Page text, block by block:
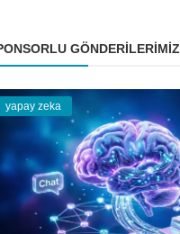
GÖNDERILERIMIZ
yapay zeka